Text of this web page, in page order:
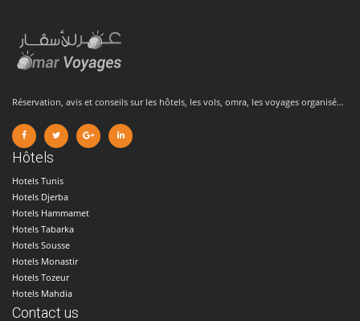
Réservation, avis et conseils sur les hôtels, les vols, omra, les voyages organisé…
Hôtels
Hotels Tunis
Hotels Djerba
Hotels Hammamet
Hotels Tabarka
Hotels Sousse
Hotels Monastir
Hotels Tozeur
Hotels Mahdia
Contact us